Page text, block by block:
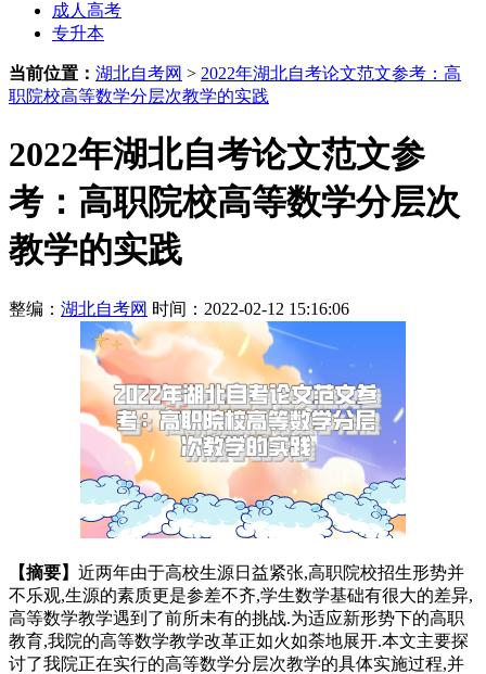
成人高考
专升本
当前位置： 湖北自考网 > 2022年湖北自考论文范文参考：高
职院校高等数学分层次教学的实践
2022年湖北自考论文范文参
考：高职院校高等数学分层次
教学的实践
整编： 湖北自考网 时间：2022-02-12 15:16:06
【摘要】 近两年由于高校生源日益紧张,高职院校招生形势并
不乐观,生源的素质更是参差不齐,学生数学基础有很大的差异,
高等数学教学遇到了前所未有的挑战.为适应新形势下的高职
教育,我院的高等数学教学改革正如火如荼地展开.本文主要探
讨了我院正在实行的高等数学分层次教学的具体实施过程,并